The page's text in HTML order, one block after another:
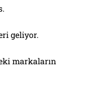
geliyor.
markaların